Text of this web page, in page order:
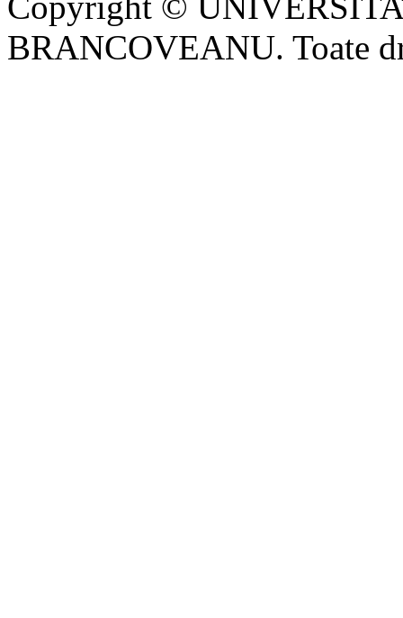
BRANCOVEANU. Toate